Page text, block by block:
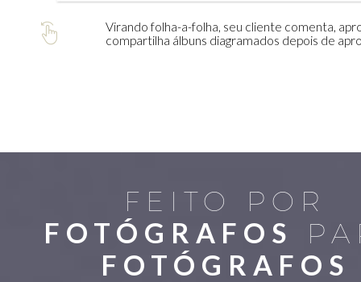
Virando folha-a-folha, seu cliente comenta,
compartilha álbuns diagramados depois de
FEITO POR
FOTÓGRAFOS
FOTÓGRAFOS